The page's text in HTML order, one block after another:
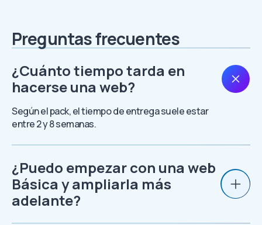
Preguntas frecuentes
¿Cuánto tiempo tarda en
hacerse una web?
Según el pack, el tiempo de entrega suele estar
entre 2 y 8 semanas.
¿Puedo empezar con una web
Básica y ampliarla más
adelante?